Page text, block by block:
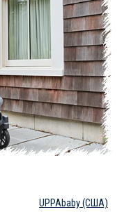
UPPAbaby(США)